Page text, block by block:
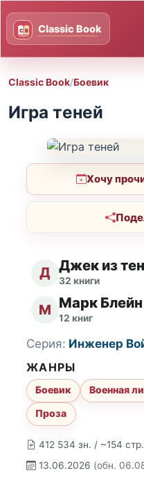
Classic Book/Боевик
Игра теней
Хочу
Д Джек из
32 книги
М Марк Блейн
12 книг
412 534 зн. / ~154 стр.
13.06.2026 (обн.
Серия: Инженер
ЖАНРЫ
Боевик Военная
Проза